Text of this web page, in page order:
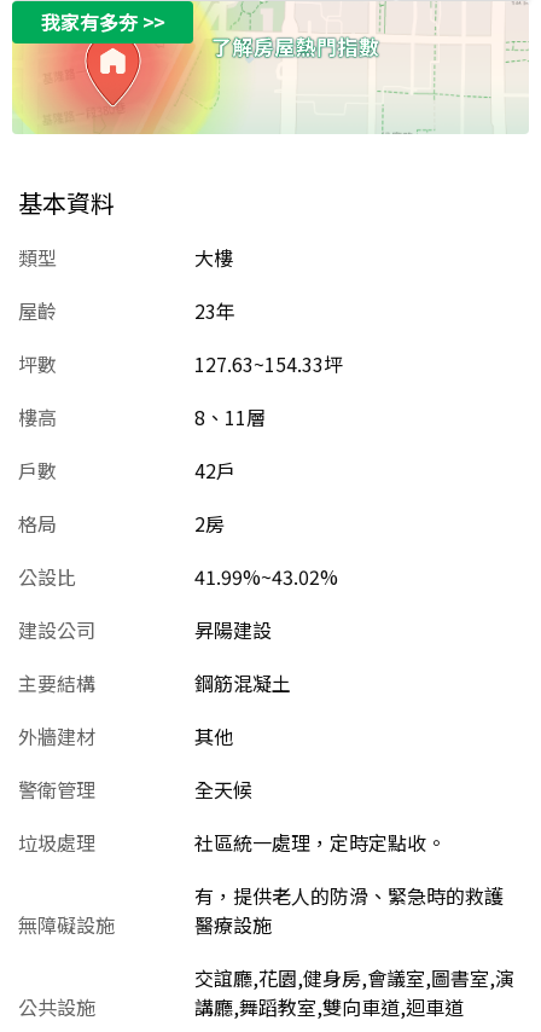
我家有多夯>>
基本資料
類型
大樓
屋齡
23年
坪數
127.63~154.33坪
樓高
8、11層
戶數
42戶
格局
2房
公設比
41.99%~43.02%
建設公司
昇陽建設
主要結構
鋼筋混凝土
外牆建材
其他
警衛管理
全天候
垃圾處理
社區統一處理，定時定點收。
無障礙設施
有，提供老人的防滑、緊急時的救護
醫療設施
公共設施
交誼廳,花園,健身房,會議室,圖書室,演
講廳,舞蹈教室,雙向車道,迴車道